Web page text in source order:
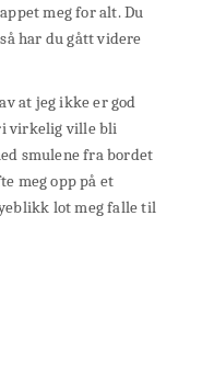
meg for alt. Du
har du gått videre
at jeg ikke er god
virkelig ville bli
smulene fra bordet
meg opp på et
lot meg falle til